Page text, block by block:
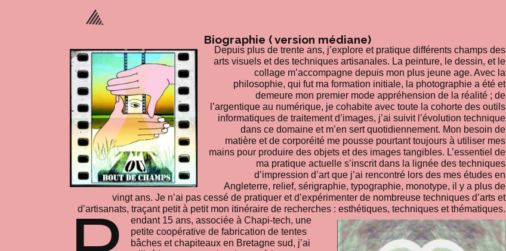
Biographie ( version médiane)
Depuis plus de trente ans, j’explore et pratique différents champs des
arts visuels et des techniques artisanales. La peinture, le dessin, et le
collage m’accompagne depuis mon plus jeune age. Avec la
philosophie, qui fut ma formation initiale, la photographie a été et
demeure mon premier mode appréhension de la réalité ; de
l’argentique au numérique, je cohabite avec toute la cohorte des outils
informatiques de traitement d’images, j’ai suivit l’évolution technique
dans ce domaine et m’en sert quotidiennement. Mon besoin de
matière et de corporéité me pousse pourtant toujours à utiliser mes
mains pour produire des objets et des images tangibles. L’essentiel de
ma pratique actuelle s’inscrit dans la lignée des techniques
d’impression d’art que j’ai rencontré lors des mes études en
Angleterre, relief, sérigraphie, typographie, monotype, il y a plus de
vingt ans. Je n’ai pas cessé de pratiquer et d’expérimenter de nombreuse techniques d’arts et
d’artisanats, traçant petit à petit mon itinéraire de recherches : esthétiques, techniques et thématiques.
endant 15 ans, associée à Chapi-tech, une
petite coopérative de fabrication de tentes
bâches et chapiteaux en Bretagne sud, j’ai